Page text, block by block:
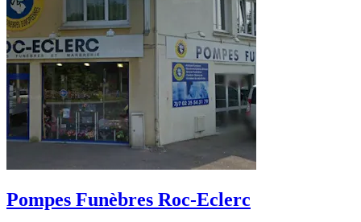
Pompes Funèbres Roc-Eclerc